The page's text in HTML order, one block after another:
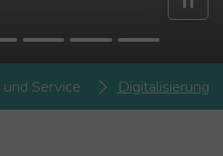
und Service Digitalisierung